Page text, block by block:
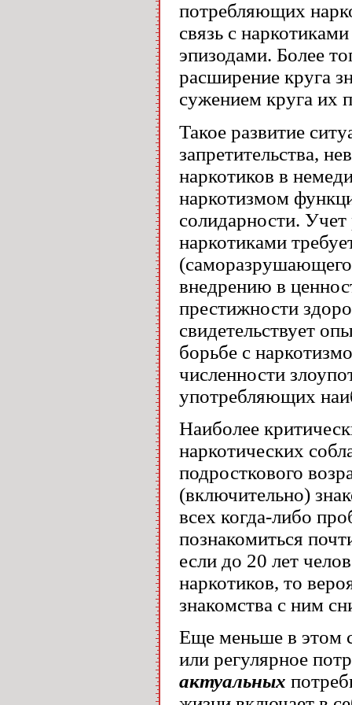
потребляющих
связь с
эпизодами. Более
расширение круга
сужением круга их
Такое развитие
запретительства,
наркотиков в
наркотизмом
солидарности.
наркотиками
внедрению в
престижности
свидетельствует
борьбе с
численности
употребляющих
Наиболее
наркотических
подросткового
(включительно)
всех когда-либо
познакомиться
если до 20 лет
наркотиков, то
знакомства с ним
Еще меньше в этом
или регулярное
актуальных